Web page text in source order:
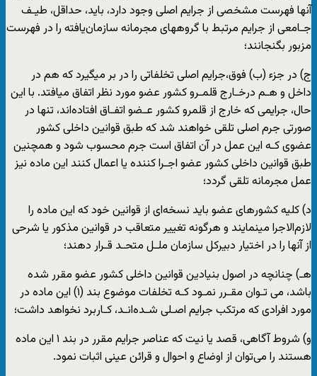
آنها فهرست مشخصی از جرایم اصلی وجود دارد، باید، حداقل، طیـف
جـامعی از جرایم مرتبط با گروههای مجرمانه سازمان‌یافته را در فهرست
مزبور بگنجانند؛
ج) در جزء (ب) فوق،جرایم اصلی تخلفاتی را در بر میگیرد که هم در
داخل و هـم درخـارج قلمـرو کشور عضو مورد نظر اتفاق میافتد. با این
حال، جرایمی که خارج از قلمرو کشور عـضو اتفـاق افتاده‌اند، تنها در
صورتی جرم اصلی تلقی خواهند شد که طبق قوانین داخلی کشور
عضوی کـه این عمل در آن اتفاق است جرم محسوب شود و همچنین
طبق قوانین داخلی کشور عضو اجـرا کننده یا اعمال کنند این ماده نیز
عمل مجرمانه تلقی گردد؛
د) کلیه کشورهای عضو باید نسخه‌ای از قوانین خود که این ماده را
لازم‌الاجرا مینمایند و هرگونه تغییر متعاقب در قوانین مذکور یا شرحی
از آنها را در اختیار دبیرکل سازمان ملـل متحـد قـرار دهند؛
هـ) چنانچه در اصول بنیادین قوانین داخلی کشور عضو مقرر شده
باشد، می تـوان مقـرر نمـود کـه تخلفات موضوع بند (۱) این ماده در
مورد افرادی که مرتکب جرایم اصـلی شـده‌انـد، کـاربرد نخواهد داشت؛
و) شروط آگاهی، قصد یا نیت که عناصر جرایم مقرر در بند ١ این ماده
هستند را می‌توان از اوضاع و احوال و قرائن عینی اثبات نمود.